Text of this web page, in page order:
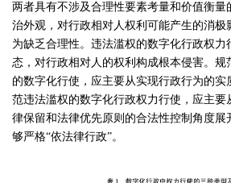
两者具有不涉及合理性要素考量和价值衡量
治外观，对行政相对人权利可能产生的消极
为缺乏合理性。违法滥权的数字化行政权力
态，对行政相对人的权利构成根本侵害。规
的数字化行使，应主要从实现行政行为的实
范违法滥权的数字化行政权力行使，应主要
律保留和法律优先原则的合法性控制角度展
够严格“依法律行政”。